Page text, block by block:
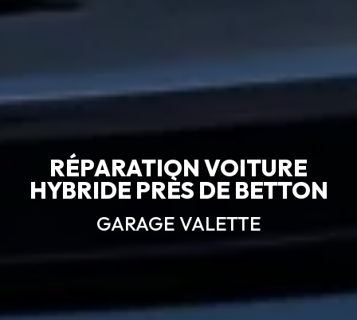
RÉPARATION VOITURE
HYBRIDE PRÈS DE BETTON
GARAGE VALETTE